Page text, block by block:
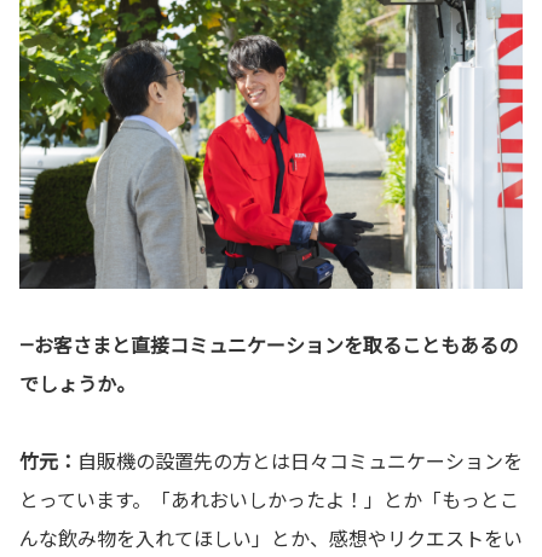
—お客さまと直接コミュニケーションを取ることもあるの
でしょうか。
竹元： 自販機の設置先の方とは日々コミュニケーションを
とっています。「あれおいしかったよ！」とか「もっとこ
んな飲み物を入れてほしい」とか、感想やリクエストをい